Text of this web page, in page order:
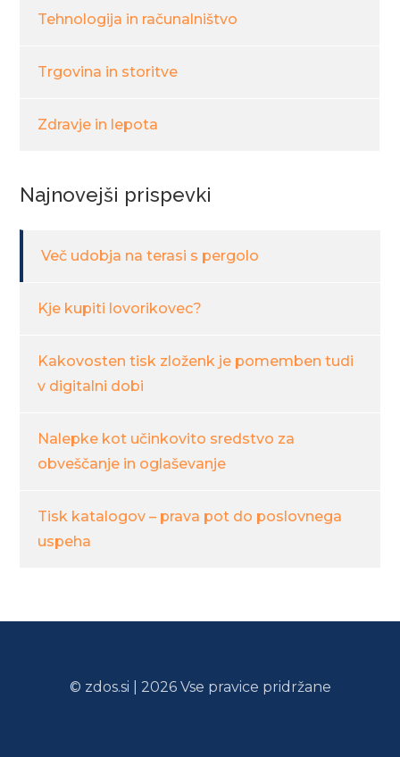
Tehnologija in računalništvo
Trgovina in storitve
Zdravje in lepota
Najnovejši prispevki
Več udobja na terasi s pergolo
Kje kupiti lovorikovec?
Kakovosten tisk zloženk je pomemben tudi
v digitalni dobi
Nalepke kot učinkovito sredstvo za
obveščanje in oglaševanje
Tisk katalogov – prava pot do poslovnega
uspeha
© zdos.si | 2026 Vse pravice pridržane